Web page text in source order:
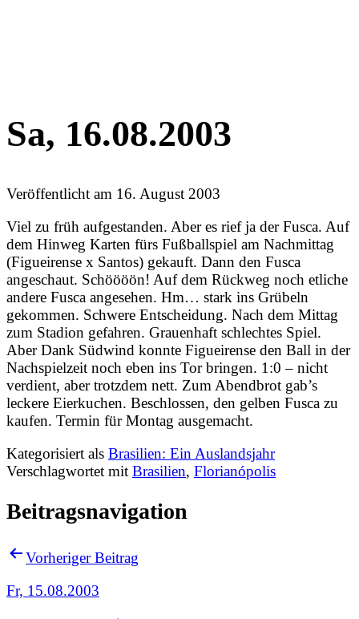
Sa, 16.08.2003
Veröffentlicht am 16. August 2003
Viel zu früh aufgestanden. Aber es rief ja der Fusca. Auf
dem Hinweg Karten fürs Fußballspiel am Nachmittag
(Figueirense x Santos) gekauft. Dann den Fusca
angeschaut. Schöööön! Auf dem Rückweg noch etliche
andere Fusca angesehen. Hm… stark ins Grübeln
gekommen. Schwere Entscheidung. Nach dem Mittag
zum Stadion gefahren. Grauenhaft schlechtes Spiel.
Aber Dank Südwind konnte Figueirense den Ball in der
Nachspielzeit noch eben ins Tor bringen. 1:0 – nicht
verdient, aber trotzdem nett. Zum Abendbrot gab’s
leckere Eierkuchen. Beschlossen, den gelben Fusca zu
kaufen. Termin für Montag ausgemacht.
Kategorisiert als Brasilien: Ein Auslandsjahr
Verschlagwortet mit Brasilien, Florianópolis
Beitragsnavigation
Vorheriger Beitrag
Fr, 15.08.2003